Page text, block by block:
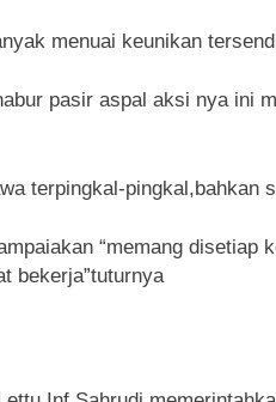
menuai keunikan
pasir aspal aksi nya ini
terpingkal-
“memang
bekerja”tuturnya